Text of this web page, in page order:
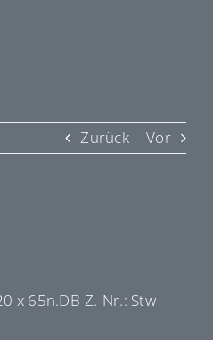
Zurück Vor
x 65n.DB-Z.-Nr.: Stw